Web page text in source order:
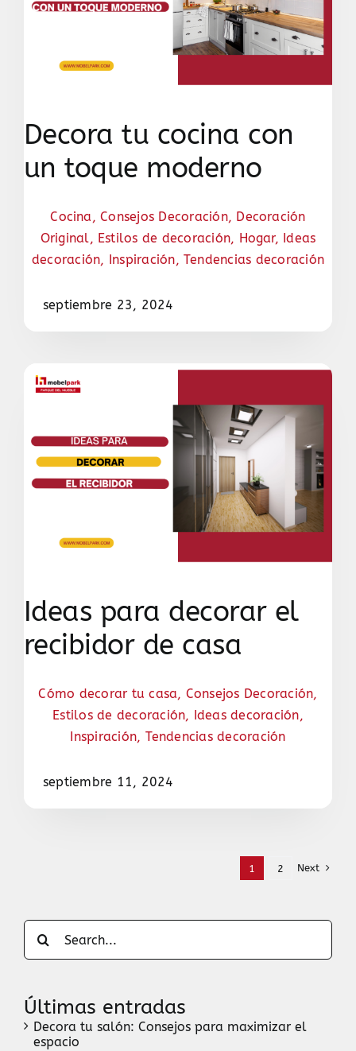
Decora tu cocina con
un toque moderno
Cocina ,Consejos Decoración, Decoración
Original, Estilos de decoración, Hogar, Ideas
decoración, Inspiración, Tendencias decoración
septiembre 23, 2024
Ideas para decorar el
recibidor de casa
Cómo decorar tu casa, Consejos Decoración,
Estilos de decoración, Ideas decoración,
Inspiración, Tendencias decoración
septiembre 11, 2024
1 2 Next
Search
for:
Últimas entradas
Decora tu salón: Consejos para maximizar el
espacio